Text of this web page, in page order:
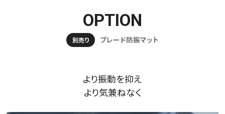
OPTION
別売り ブレード防振マット
より振動を抑え
より気兼ねなく